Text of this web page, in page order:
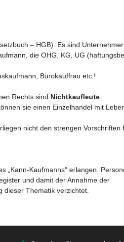
– HGB). Es sind Unternehmer
die OHG, KG, UG
Bürokauffrau etc.!
Rechts sind Nichtkaufleute.
sie einen Einzelhandel mit
nicht den strengen Vorschriften
„Kann-Kaufmanns“ erlangen.
und damit der Annahme der
dieser Thematik verzichtet.